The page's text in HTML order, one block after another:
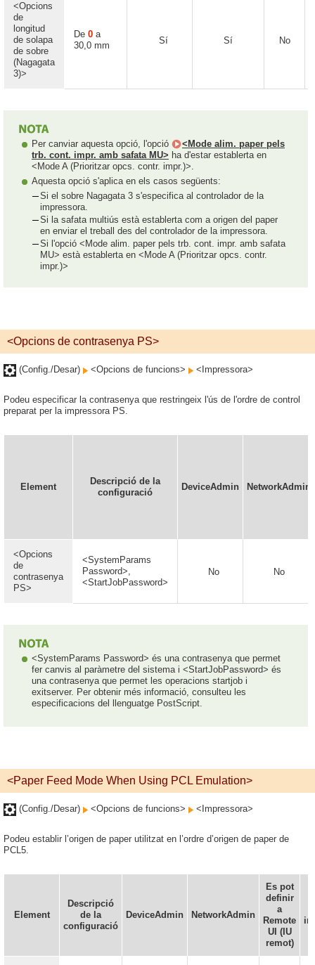
<Opcions
de
longitud
de solapa
de sobre
(Nagagata
3)>
De 0 a
30,0 mm
Sí Sí No
Per canviar aquesta opció, l'opció
<Mode alim. paper pels
trb. cont. impr. amb safata MU> ha d'estar establerta en
<Mode A (Prioritzar opcs. contr. impr.)>.
Aquesta opció s'aplica en els casos següents:
Si el sobre Nagagata 3 s'especifica al controlador de la
impressora.
Si la safata multiús està establerta com a origen del paper
en enviar el treball des del controlador de la impressora.
Si l'opció <Mode alim. paper pels trb. cont. impr. amb safata
MU> està establerta en <Mode A (Prioritzar opcs. contr.
impr.)>
<Opcions de contrasenya PS>
(Config./Desar) <Opcions de funcions> <Impressora>
Podeu especificar la contrasenya que restringeix l'ús de l'ordre de control
preparat per la impressora PS.
Element
Descripció de la
configuració
DeviceAdmin NetworkAdmin
<Opcions
de
contrasenya
PS>
<SystemParams
Password>,
<StartJobPassword>
No No
<SystemParams Password> és una contrasenya que permet
fer canvis al paràmetre del sistema i <StartJobPassword> és
una contrasenya que permet les operacions startjob i
exitserver. Per obtenir més informació, consulteu les
especificacions del llenguatge PostScript.
<Paper Feed Mode When Using PCL Emulation>
(Config./Desar) <Opcions de funcions> <Impressora>
Podeu establir l’origen de paper utilitzat en l’ordre d’origen de paper de
PCL5.
Element
Descripció
de la
configuració
DeviceAdmin NetworkAdmin
Es pot
definir
a
Remote
UI (IU
remot)